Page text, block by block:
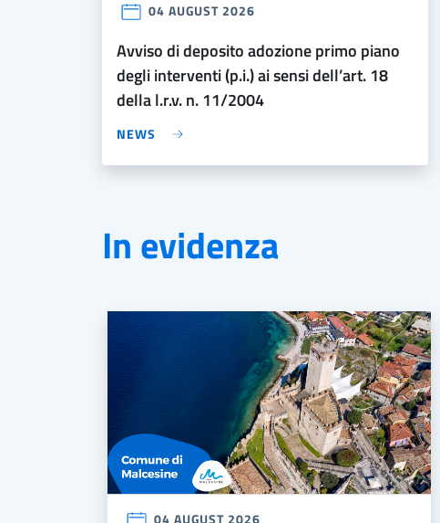
04 AUGUST 2026
avviso di deposito adozione primo piano
degli interventi (p.i.) ai sensi dell’art. 18
della l.r.v. n. 11/2004
NEWS
In evidenza
04 AUGUST 2026